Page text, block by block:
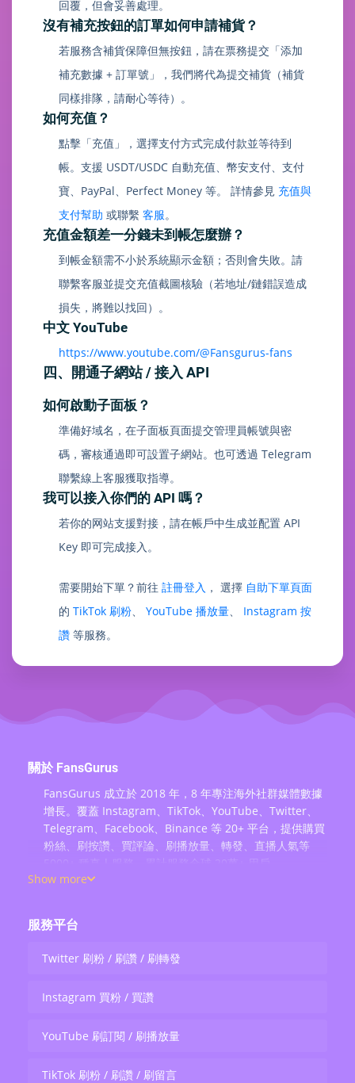
回覆，但會妥善處理。
沒有補充按鈕的訂單如何申請補貨？
若服務含補貨保障但無按鈕，請在票務提交「添加
補充數據 + 訂單號」，我們將代為提交補貨（補貨
同樣排隊，請耐心等待）。
如何充值？
點擊「充值」，選擇支付方式完成付款並等待到
帳。支援 USDT/USDC 自動充值、幣安支付、支付
寶、PayPal、Perfect Money 等。 詳情參見 充值與
支付幫助 或聯繫 客服。
充值金額差一分錢未到帳怎麼辦？
到帳金額需不小於系統顯示金額；否則會失敗。請
聯繫客服並提交充值截圖核驗（若地址/鏈錯誤造成
損失，將難以找回）。
中文 YouTube
https://www.youtube.com/@Fansgurus-fans
四、開通子網站 / 接入 API
如何啟動子面板？
準備好域名，在子面板頁面提交管理員帳號與密
碼，審核通過即可設置子網站。也可透過 Telegram
聯繫線上客服獲取指導。
我可以接入你們的 API 嗎？
若你的网站支援對接，請在帳戶中生成並配置 API
Key 即可完成接入。
需要開始下單？前往 註冊登入 ， 選擇 自助下單頁面
的 TikTok 刷粉、 YouTube 播放量、 Instagram 按
讚 等服務。
關於 FansGurus
FansGurus 成立於 2018 年，8 年專注海外社群媒體數據
增長。覆蓋 Instagram、TikTok、YouTube、Twitter、
Telegram、Facebook、Binance 等 20+ 平台，提供購買
粉絲、刷按讚、買評論、刷播放量、轉發、直播人氣等
5000+ 種真人服務，累計服務全球 20萬+ 用戶。
Show more
服務平台
Twitter 刷粉 / 刷讚 / 刷轉發
Instagram 買粉 / 買讚
YouTube 刷訂閱 / 刷播放量
TikTok 刷粉 / 刷讚 / 刷留言